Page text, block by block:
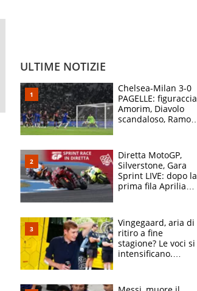
ULTIME NOTIZIE
Chelsea-Milan 3-0
PAGELLE: figuraccia
Amorim, Diavolo
scandaloso, Ramos
Diretta MotoGP,
Silverstone, Gara
Sprint LIVE: dopo la
prima fila Aprilia
Vingegaard, aria di
ritiro a fine
stagione? Le voci si
intensificano.
vuole la Roubaix